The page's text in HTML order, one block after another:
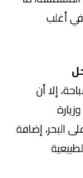
في أغلب
إلا أن
البحر، إضافة